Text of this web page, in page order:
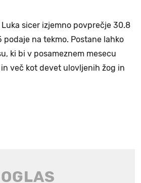
sicer izjemno povprečje 30.8
podaje na tekmo. Postane lahko
ki bi v posameznem mesecu
več kot devet ulovljenih žog in